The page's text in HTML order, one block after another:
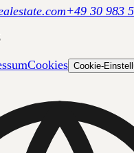
+49 30 983
Cookies Cookie-